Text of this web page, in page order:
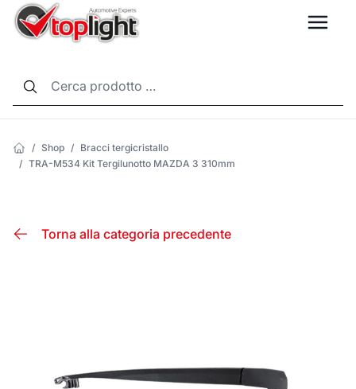
/ Shop / Bracci tergicristallo
/ TRA-M534 Kit Tergilunotto MAZDA 3 310mm
Torna alla categoria precedente